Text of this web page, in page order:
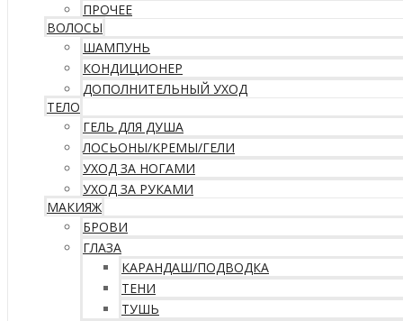
ПРОЧЕЕ
ВОЛОСЫ
ШАМПУНЬ
КОНДИЦИОНЕР
ДОПОЛНИТЕЛЬНЫЙ УХОД
ТЕЛО
ГЕЛЬ ДЛЯ ДУША
ЛОСЬОНЫ/КРЕМЫ/ГЕЛИ
УХОД ЗА НОГАМИ
УХОД ЗА РУКАМИ
МАКИЯЖ
БРОВИ
ГЛАЗА
КАРАНДАШ/ПОДВОДКА
ТЕНИ
ТУШЬ